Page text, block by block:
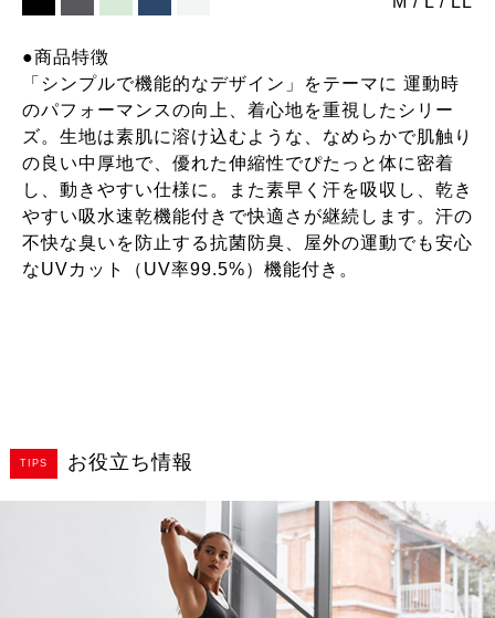
●商品特徴
「シンプルで機能的なデザイン」をテーマに 運動時
のパフォーマンスの向上、着心地を重視したシリー
ズ。生地は素肌に溶け込むような、なめらかで肌触り
の良い中厚地で、優れた伸縮性でぴたっと体に密着
し、動きやすい仕様に。また素早く汗を吸収し、乾き
やすい吸水速乾機能付きで快適さが継続します。汗の
不快な臭いを防止する抗菌防臭、屋外の運動でも安心
なUVカット（UV率99.5%）機能付き。
TIPS お役立ち情報